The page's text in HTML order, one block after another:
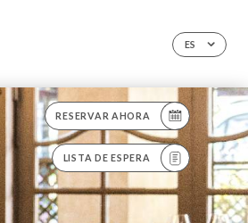
ES
RESERVAR AHORA
LISTA DE ESPERA